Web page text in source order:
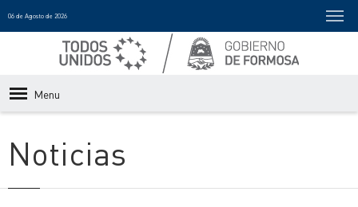
06 de Agosto de 2026
Menu
Noticias